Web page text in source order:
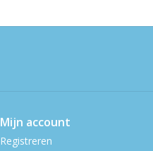
Mijn account
Registreren